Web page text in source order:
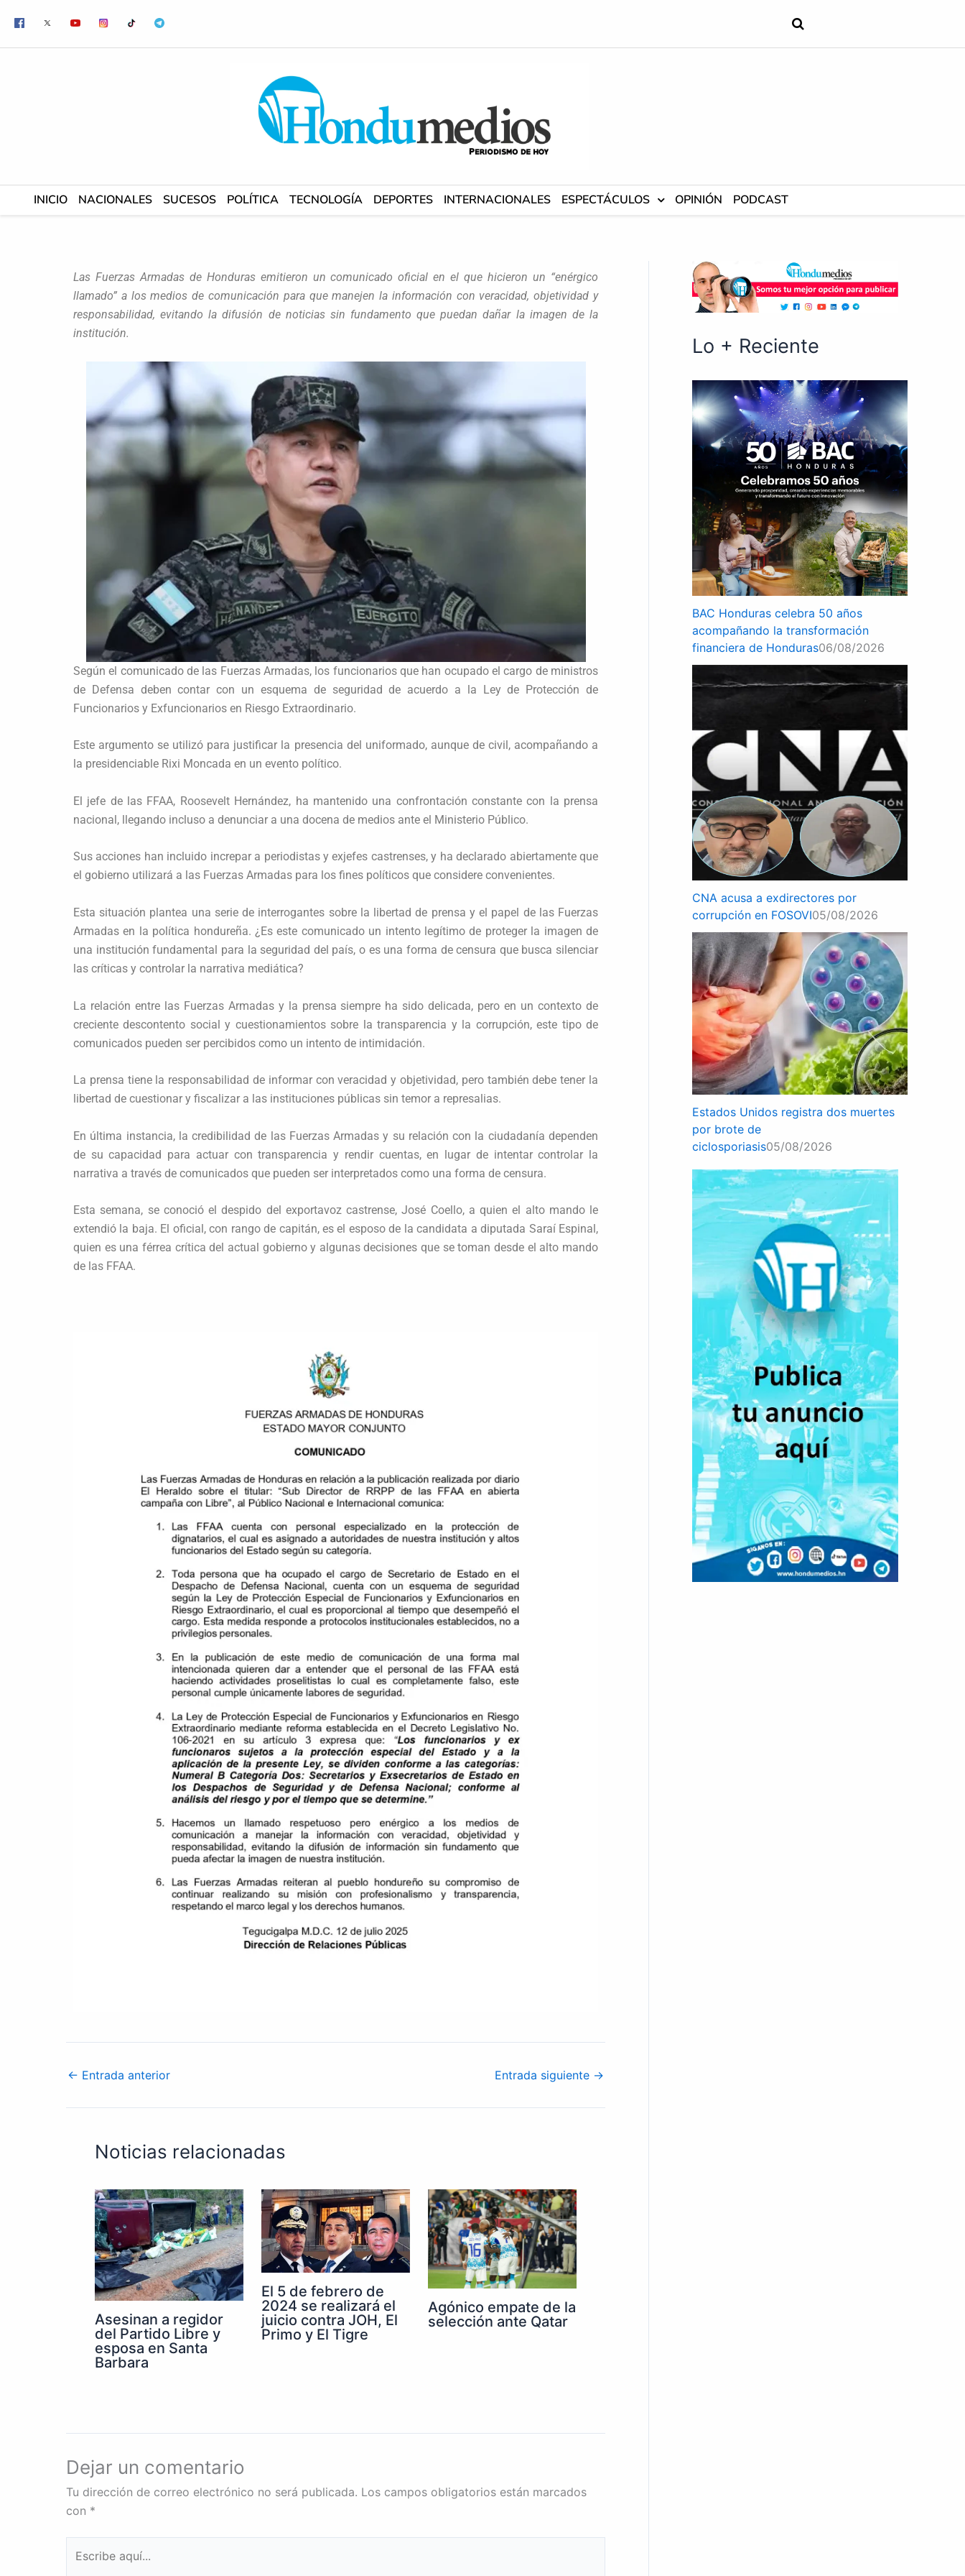
contenido
INICIO NACIONALES SUCESOS POLÍTICA TECNOLOGÍA DEPORTES INTERNACIONALES ESPECTÁCULOS OPINIÓN PODCAST
Las Fuerzas Armadas de Honduras emitieron un comunicado oficial en el que hicieron un “enérgico
llamado” a los medios de comunicación para que manejen la información con veracidad, objetividad y
responsabilidad, evitando la difusión de noticias sin fundamento que puedan dañar la imagen de la
institución.
Según el comunicado de las Fuerzas Armadas, los funcionarios que han ocupado el cargo de ministros
de Defensa deben contar con un esquema de seguridad de acuerdo a la Ley de Protección de
Funcionarios y Exfuncionarios en Riesgo Extraordinario.
Este argumento se utilizó para justificar la presencia del uniformado, aunque de civil, acompañando a
la presidenciable Rixi Moncada en un evento político.
El jefe de las FFAA, Roosevelt Hernández, ha mantenido una confrontación constante con la prensa
nacional, llegando incluso a denunciar a una docena de medios ante el Ministerio Público.
Sus acciones han incluido increpar a periodistas y exjefes castrenses, y ha declarado abiertamente que
el gobierno utilizará a las Fuerzas Armadas para los fines políticos que considere convenientes.
Esta situación plantea una serie de interrogantes sobre la libertad de prensa y el papel de las Fuerzas
Armadas en la política hondureña. ¿Es este comunicado un intento legítimo de proteger la imagen de
una institución fundamental para la seguridad del país, o es una forma de censura que busca silenciar
las críticas y controlar la narrativa mediática?
La relación entre las Fuerzas Armadas y la prensa siempre ha sido delicada, pero en un contexto de
creciente descontento social y cuestionamientos sobre la transparencia y la corrupción, este tipo de
comunicados pueden ser percibidos como un intento de intimidación.
La prensa tiene la responsabilidad de informar con veracidad y objetividad, pero también debe tener la
libertad de cuestionar y fiscalizar a las instituciones públicas sin temor a represalias.
En última instancia, la credibilidad de las Fuerzas Armadas y su relación con la ciudadanía dependen
de su capacidad para actuar con transparencia y rendir cuentas, en lugar de intentar controlar la
narrativa a través de comunicados que pueden ser interpretados como una forma de censura.
Esta semana, se conoció el despido del exportavoz castrense, José Coello, a quien el alto mando le
extendió la baja. El oficial, con rango de capitán, es el esposo de la candidata a diputada Saraí Espinal,
quien es una férrea crítica del actual gobierno y algunas decisiones que se toman desde el alto mando
de las FFAA.
← Entrada anterior Entrada siguiente →
Noticias relacionadas
Asesinan a regidor
del Partido Libre y
esposa en Santa
Barbara
El 5 de febrero de
2024 se realizará el
juicio contra JOH, El
Primo y El Tigre
Agónico empate de la
selección ante Qatar
Dejar un comentario
Tu dirección de correo electrónico no será publicada. Los campos obligatorios están marcados
con *
aquí...
Lo + Reciente
BAC Honduras celebra 50 años
acompañando la transformación
financiera de Honduras06/08/2026
CNA acusa a exdirectores por
corrupción en FOSOVI05/08/2026
Estados Unidos registra dos muertes
por brote de
ciclosporiasis05/08/2026